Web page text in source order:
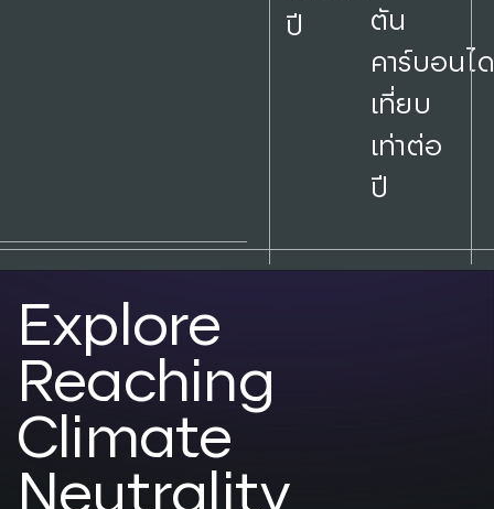
ปี
ตัน
คาร์บอนไ
เที่ยบ
เท่าต่อ
ปี
Explore
Reaching
Climate
Neutrality